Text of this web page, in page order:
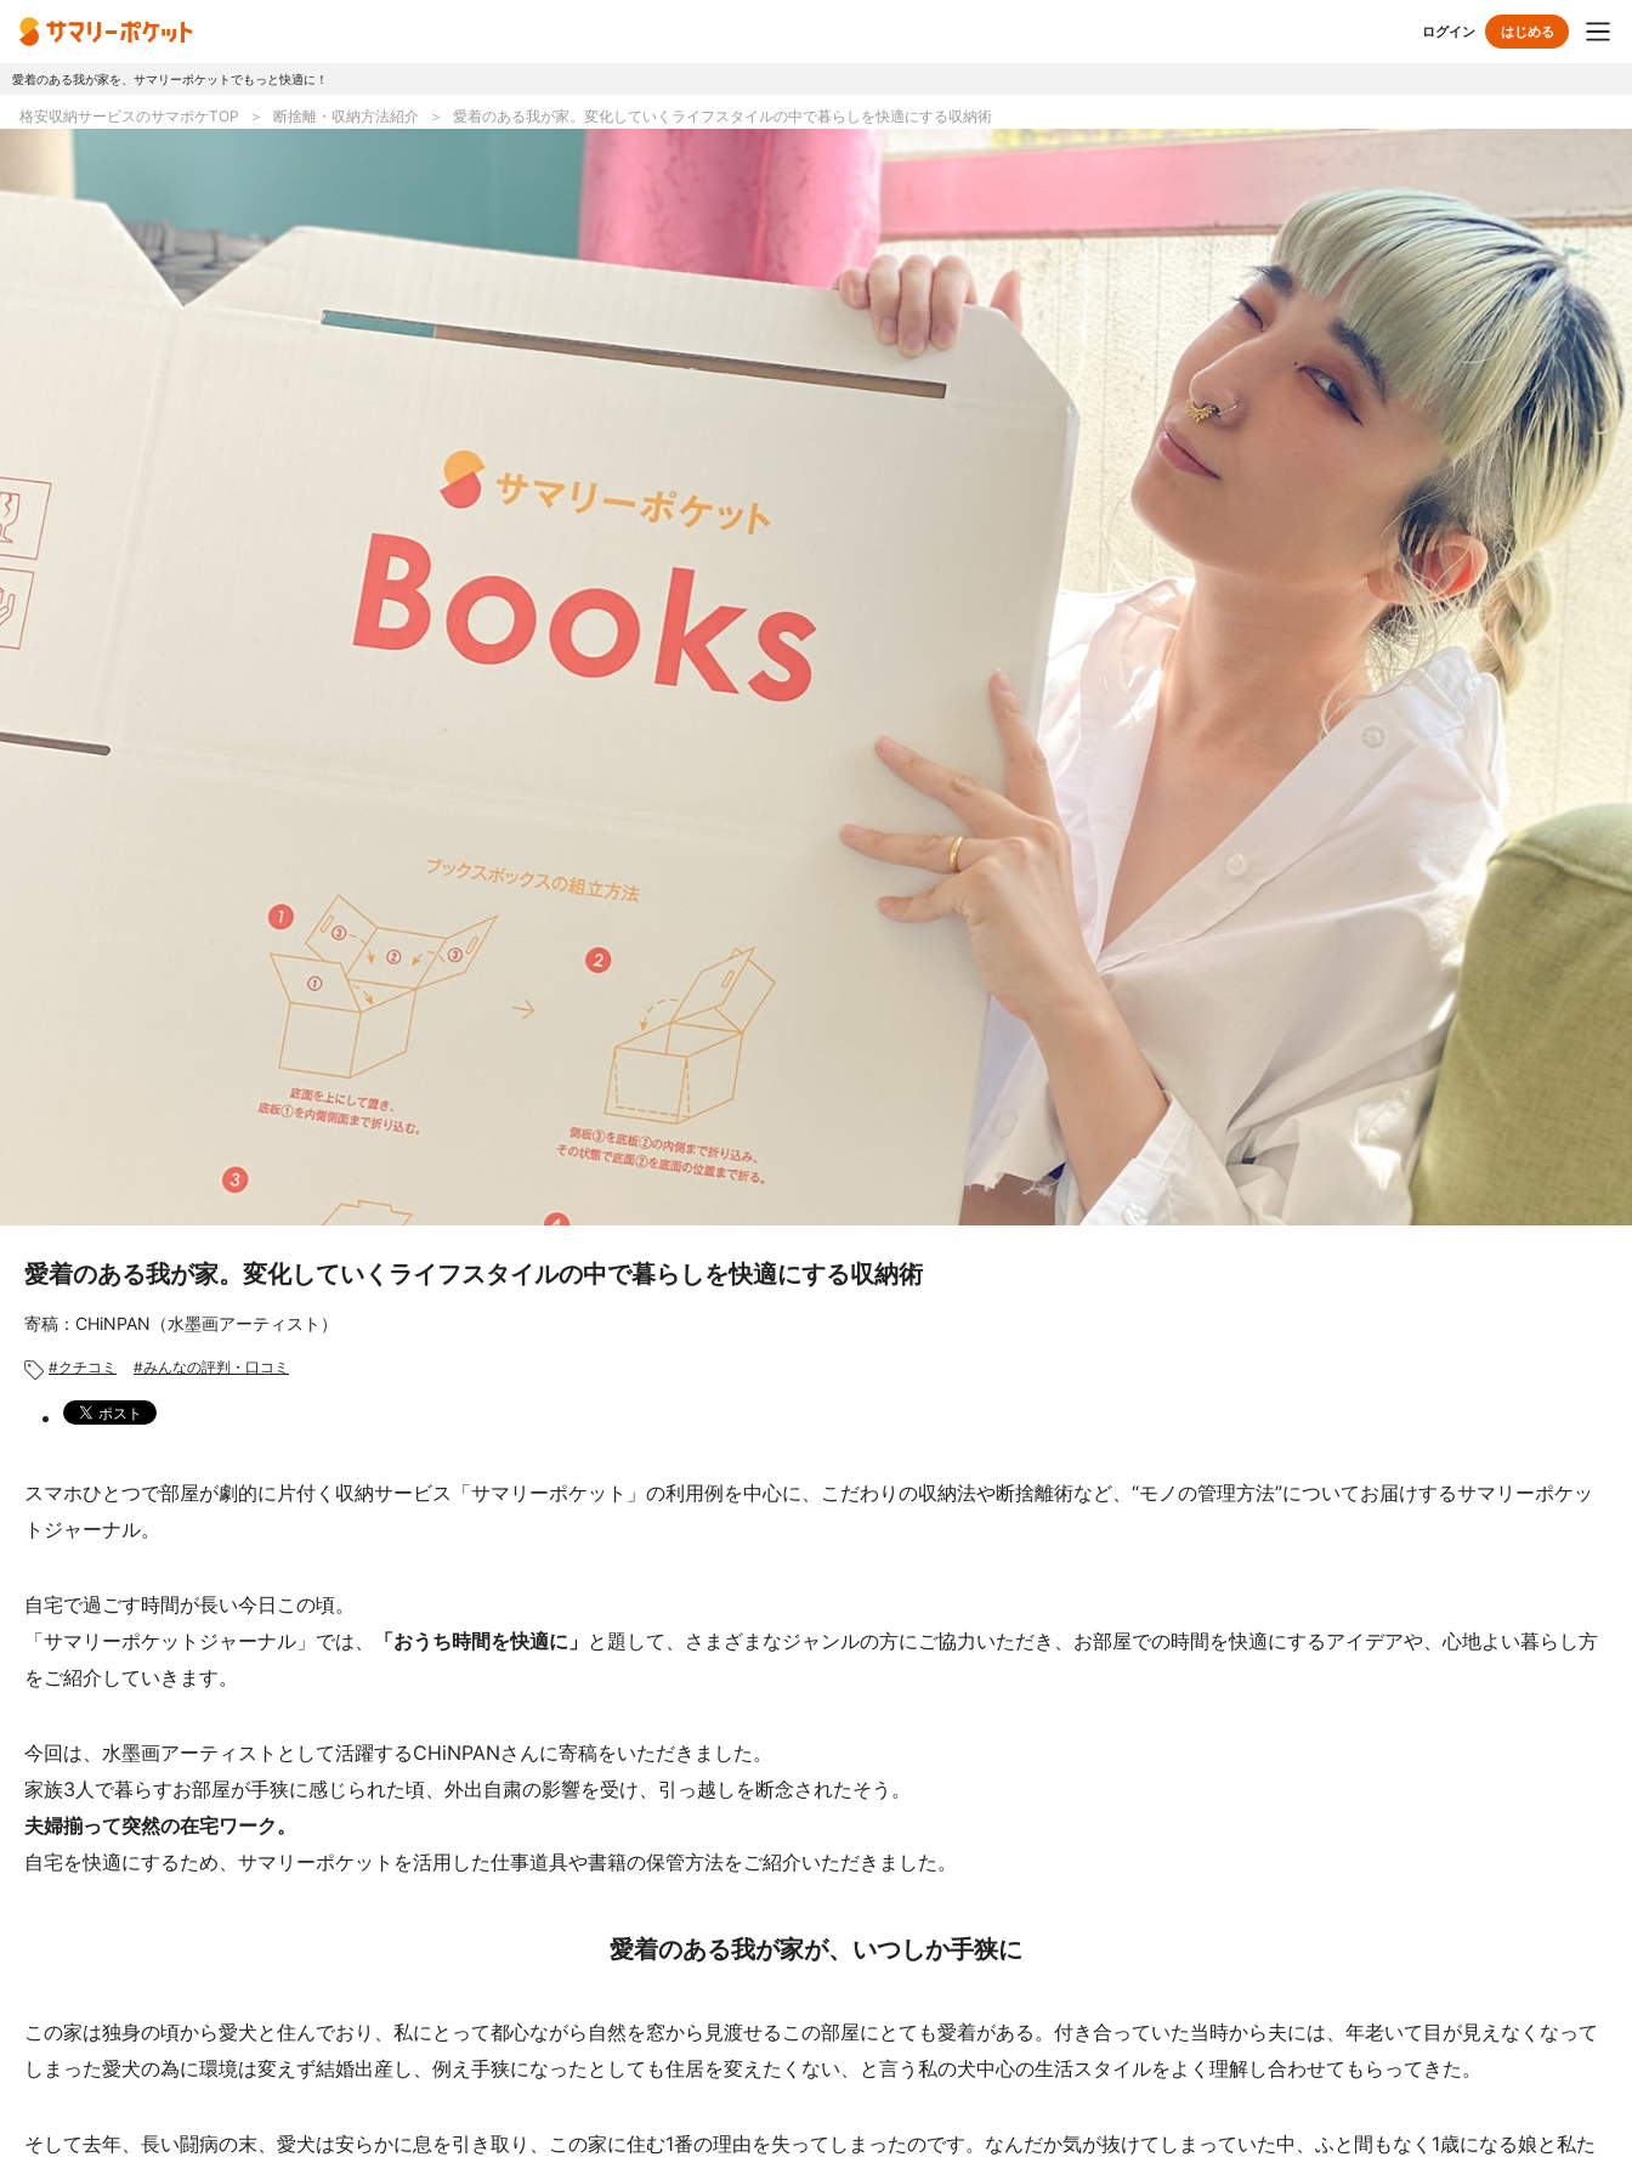
ログイン はじめる
プランとボックス
オプションサービス
クリーニング
布団クリーニング
シューズリペア
あんしんサポート
料金
よくある質問
愛着のある我が家を、サマリーポケットでもっと快適に！
格安収納サービスのサマポケTOP 断捨離・収納方法紹介 愛着のある我が家。変化していくライフスタイルの中で暮らしを快適にする収納術
愛着のある我が家。変化していくライフスタイルの中で暮らしを快適にする収納術
寄稿：CHiNPAN（水墨画アーティスト）
クチコミ みんなの評判・口コミ
スマホひとつで部屋が劇的に片付く収納サービス「サマリーポケット」の利用例を中心に、こだわりの収納法や断捨離術など、“モノの管理方法”についてお届けするサマリーポケッ
トジャーナル。
自宅で過ごす時間が長い今日この頃。
「サマリーポケットジャーナル」では、
「おうち時間を快適に」 と題して、さまざまなジャンルの方にご協力いただき、お部屋での時間を快適にするアイデアや、心地よい暮らし方
をご紹介していきます。
今回は、水墨画アーティストとして活躍するCHiNPANさんに寄稿をいただきました。
家族3人で暮らすお部屋が手狭に感じられた頃、外出自粛の影響を受け、引っ越しを断念されたそう。
夫婦揃って突然の在宅ワーク。
自宅を快適にするため、サマリーポケットを活用した仕事道具や書籍の保管方法をご紹介いただきました。
愛着のある我が家が、いつしか手狭に
この家は独身の頃から愛犬と住んでおり、私にとって都心ながら自然を窓から見渡せるこの部屋にとても愛着がある。付き合っていた当時から夫には、年老いて目が見えなくなって
しまった愛犬の為に環境は変えず結婚出産し、例え手狭になったとしても住居を変えたくない、と言う私の犬中心の生活スタイルをよく理解し合わせてもらってきた。
そして去年、長い闘病の末、愛犬は安らかに息を引き取り、この家に住む1番の理由を失ってしまったのです。なんだか気が抜けてしまっていた中、ふと間もなく1歳になる娘と私た